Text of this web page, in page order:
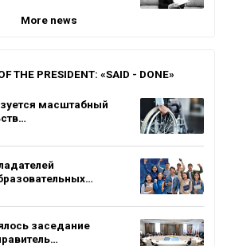
More news
THE PRESIDENT: «SAID - DONE»
масштабный
заседание